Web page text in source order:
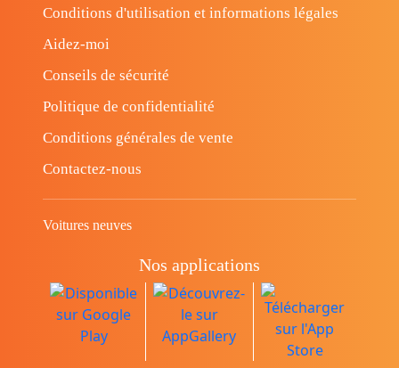
Conditions d'utilisation et informations légales
Aidez-moi
Conseils de sécurité
Politique de confidentialité
Conditions générales de vente
Contactez-nous
Voitures neuves
Nos applications